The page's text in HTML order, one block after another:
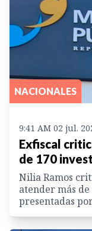
NACIONALES
9:41 AM 02 jul.
Exfiscal
de 170
Nilia Ramos
atender más
presentadas